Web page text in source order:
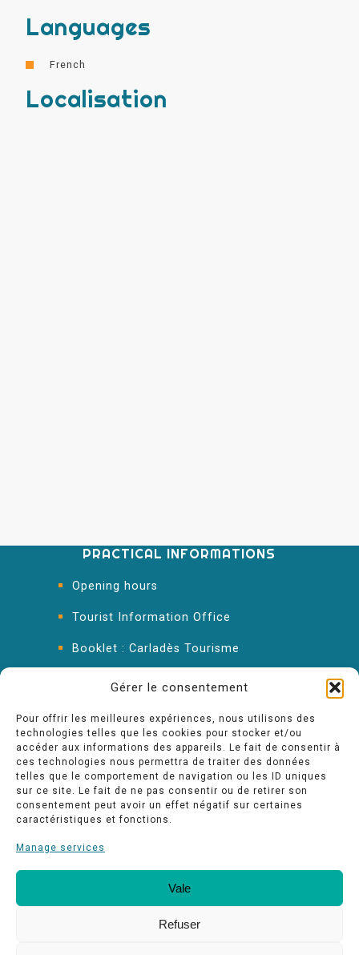
Gérer le consentement
Pour offrir les meilleures expériences, nous utilisons des
technologies telles que les cookies pour stocker et/ou
accéder aux informations des appareils. Le fait de consentir à
ces technologies nous permettra de traiter des données
telles que le comportement de navigation ou les ID uniques
sur ce site. Le fait de ne pas consentir ou de retirer son
consentement peut avoir un effet négatif sur certaines
caractéristiques et fonctions.
Manage services
Vale
Refuser
Languages
French
Localisation
PRACTICAL INFORMATIONS
Opening hours
Tourist Information Office
Booklet : Carladès Tourisme
Keep in touch
Our quality commitments